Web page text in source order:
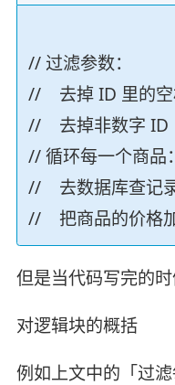
// 过滤参数：
// 去掉 ID 里的
// 去掉非数字 ID
// 循环每一个商品：
// 去数据库查记
// 把商品的价格
但是当代码写完的时
对逻辑块的概括
例如上文中的「过